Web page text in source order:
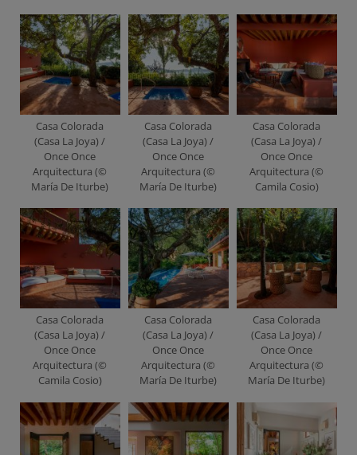
Casa Colorada
(Casa La Joya) /
Once Once
Arquitectura (©
María De Iturbe)
Casa Colorada
(Casa La Joya) /
Once Once
Arquitectura (©
María De Iturbe)
Casa Colorada
(Casa La Joya) /
Once Once
Arquitectura (©
Camila Cosio)
Casa Colorada
(Casa La Joya) /
Once Once
Arquitectura (©
Camila Cosio)
Casa Colorada
(Casa La Joya) /
Once Once
Arquitectura (©
María De Iturbe)
Casa Colorada
(Casa La Joya) /
Once Once
Arquitectura (©
María De Iturbe)